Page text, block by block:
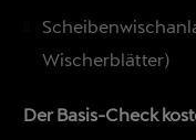
Wischerblätter)
Der Basis-Check